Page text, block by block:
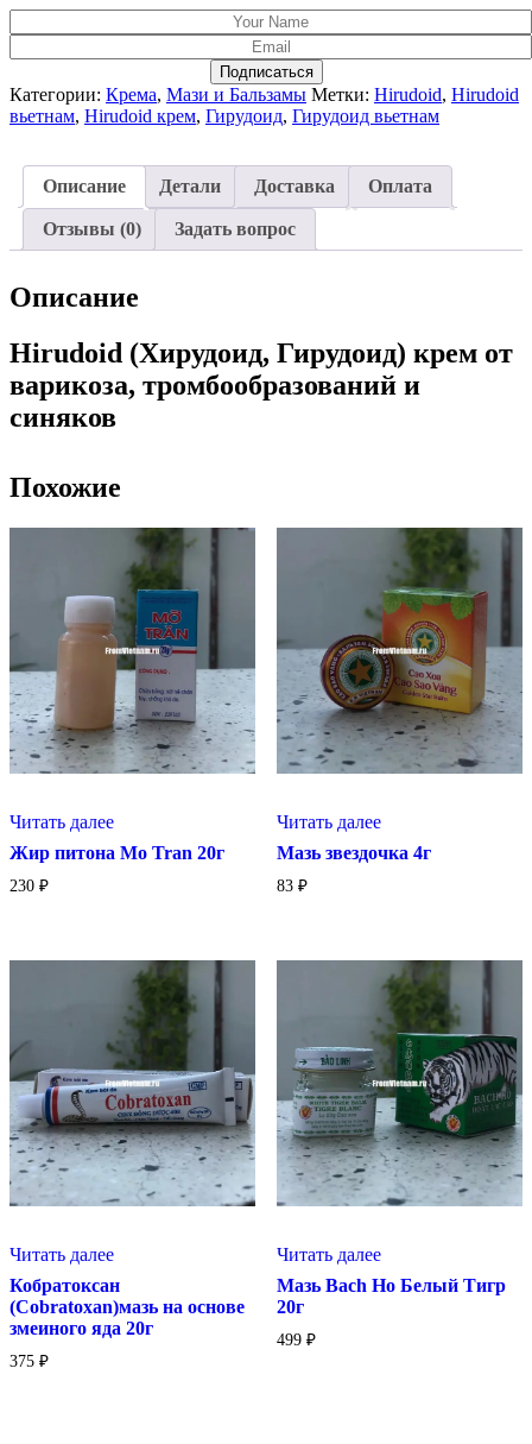
Подписаться
Категории: Крема, Мази и Бальзамы Метки: Hirudoid, Hirudoid
вьетнам, Hirudoid крем, Гирудоид, Гирудоид вьетнам
Описание Детали Доставка Оплата
Отзывы (0) Задать вопрос
Описание
Hirudoid (Хирудоид, Гирудоид) крем от
варикоза, тромбообразований и
синяков
Похожие
Читать далее
Жир питона Mo Tran 20г
230 ₽
Читать далее
Мазь звездочка 4г
83 ₽
Читать далее
Кобратоксан
(Cobratoxan)мазь на основе
змеиного яда 20г
375 ₽
Читать далее
Мазь Bach Ho Белый Тигр
20г
499 ₽